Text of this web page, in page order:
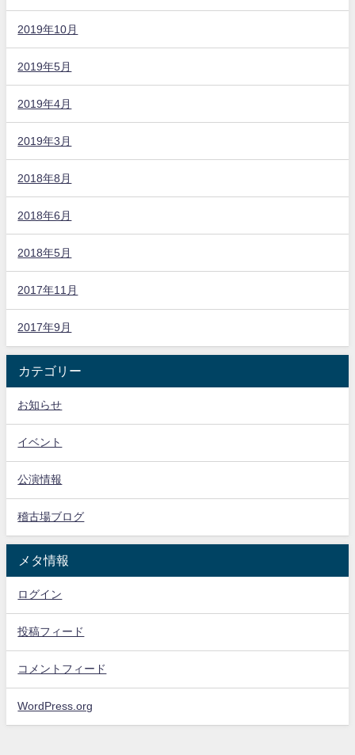
2019年10月
2019年5月
2019年4月
2019年3月
2018年8月
2018年6月
2018年5月
2017年11月
2017年9月
カテゴリー
お知らせ
イベント
公演情報
稽古場ブログ
メタ情報
ログイン
投稿フィード
コメントフィード
WordPress.org